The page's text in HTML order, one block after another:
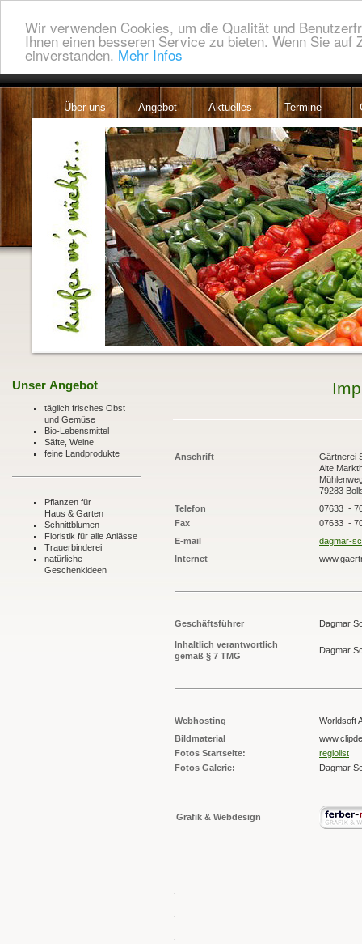
Wir verwenden Cookies, um die Qualität und
Ihnen einen besseren Service zu bieten. Wenn Sie
einverstanden. Mehr Infos
Über uns Angebot Aktuelles Termine
Unser Angebot
täglich frisches Obst
und Gemüse
Bio-Lebensmittel
Säfte, Weine
feine Landprodukte
Pflanzen für
Haus & Garten
Schnittblumen
Floristik für alle Anlässe
Trauerbinderei
natürliche
Geschenkideen
Anschrift
Gärtnerei
Alte
79283
Telefon
07633 -
Fax
07633 -
E-mail
dagmar-
Internet
Geschäftsführer Dagmar
Inhaltlich verantwortlich
gemäß § 7 TMG
Dagmar
Webhosting
Worldsoft
Bildmaterial
Fotos Startseite:
regiolist
Fotos Galerie:
Dagmar
Grafik & Webdesign
.